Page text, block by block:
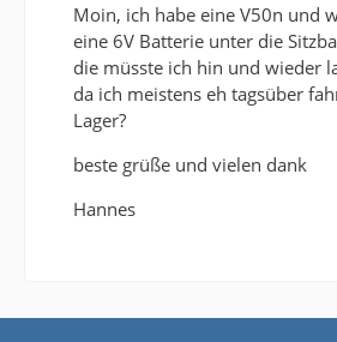
Moin, ich habe eine V50n und
eine 6V Batterie unter die
die müsste ich hin und wieder
da ich meistens eh tagsüber
Lager?
beste grüße und vielen dank
Hannes